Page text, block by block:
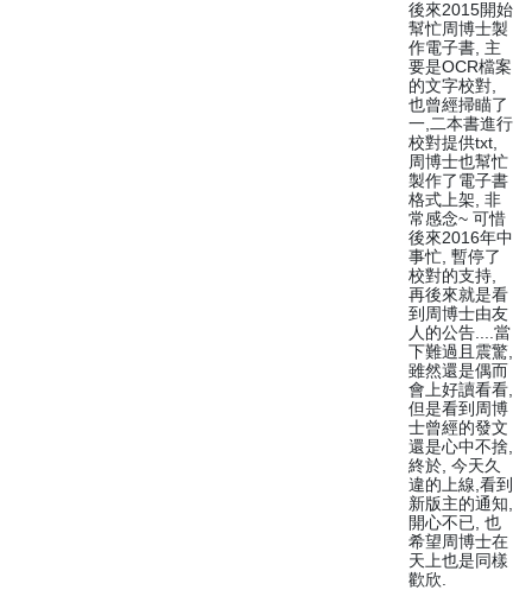
後來2015開始
幫忙周博士製
作電子書, 主
要是OCR檔案
的文字校對,
也曾經掃瞄了
一,二本書進行
校對提供txt,
周博士也幫忙
製作了電子書
格式上架, 非
常感念~ 可惜
後來2016年中
事忙, 暫停了
校對的支持,
再後來就是看
到周博士由友
人的公告....當
下難過且震驚,
雖然還是偶而
會上好讀看看,
但是看到周博
士曾經的發文
還是心中不捨,
終於, 今天久
違的上線,看到
新版主的通知,
開心不已, 也
希望周博士在
天上也是同樣
歡欣.